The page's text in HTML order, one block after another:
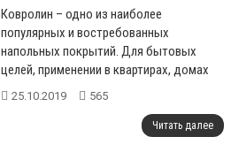
Ковролин – одно из наиболее
популярных и востребованных
напольных покрытий. Для бытовых
целей, применении в квартирах, домах
используется ковролин с одноименным
25.10.2019 565
Читать далее